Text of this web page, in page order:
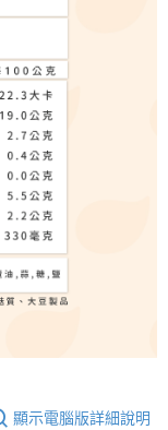
顯示電腦版詳細說明